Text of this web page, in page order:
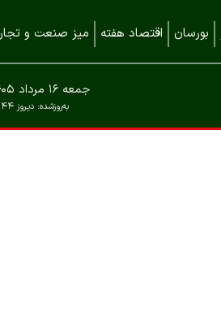
بورسان اقتصاد هفته میز صنعت و
به‌روزشده: دیروز ۱۷:۴۴
جمعه ۱۶ مرداد ۱۴۰۵